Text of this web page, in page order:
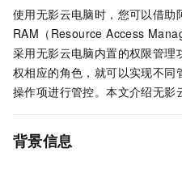
使用无影云电脑时，您可以借助
RAM（Resource Access
采用无影云电脑内置的权限管理
权相应的角色，就可以实现不同
操作项进行管控。本文介绍无影
背景信息